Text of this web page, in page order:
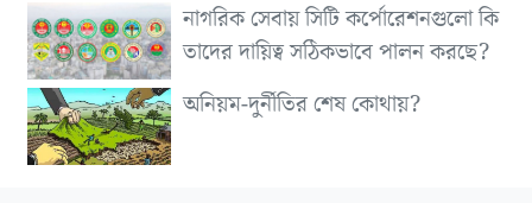
নাগরিক সেবায় সিটি কর্পোরেশনগুলো কি
তাদের দায়িত্ব সঠিকভাবে পালন করছে?
অনিয়ম-দুর্নীতির শেষ কোথায়?